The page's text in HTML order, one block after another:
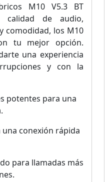
M10 V5.3 BT
calidad de audio,
comodidad, los M10
tu mejor opción.
una experiencia
y con la
potentes para una
conexión rápida
para llamadas más